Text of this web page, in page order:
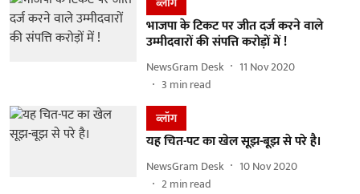
भाजपा के टिकट पर जीत दर्ज करने वाले
उम्मीदवारों की संपत्ति करोड़ों में !
NewsGram Desk
11 Nov 2020
3 min read
ब्लॉग
यह चित-पट का खेल सूझ-बूझ से परे है।
NewsGram Desk
10 Nov 2020
2min read